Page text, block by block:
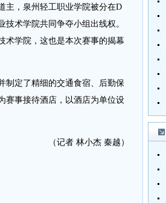
，泉州轻工职业学院被分在D
术学院共同争夺小组出线权。
术学院，这也是本次赛事的揭幕
定了精细的交通食宿、后勤保
赛事接待酒店，以酒店为单位设
（记者 林小杰 秦越）